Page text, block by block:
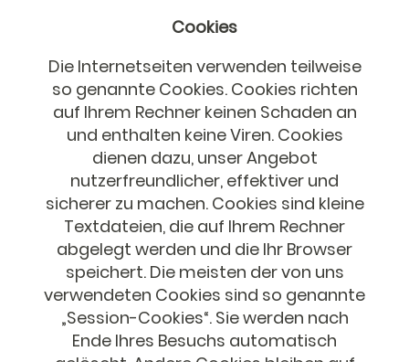
Cookies
Die Internetseiten verwenden teilweise
so genannte Cookies. Cookies richten
auf Ihrem Rechner keinen Schaden an
und enthalten keine Viren. Cookies
dienen dazu, unser Angebot
nutzerfreundlicher, effektiver und
sicherer zu machen. Cookies sind kleine
Textdateien, die auf Ihrem Rechner
abgelegt werden und die Ihr Browser
speichert. Die meisten der von uns
verwendeten Cookies sind so genannte
„Session-Cookies“. Sie werden nach
Ende Ihres Besuchs automatisch